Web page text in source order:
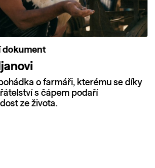
dokument
o farmáři, kterému se díky
s čápem podaří
ze života.